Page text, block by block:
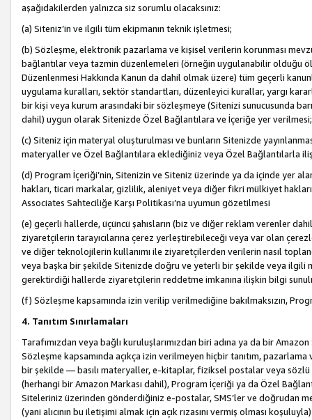
aşağıdakilerden yalnızca siz sorumlu olacaksınız:
(a) Siteniz’in ve ilgili tüm ekipmanın teknik işletmesi;
(b) Sözleşme, elektronik pazarlama ve kişisel verilerin korunması
bağlantılar veya tazmin düzenlemeleri (örneğin uygulanabilir olduğu
Düzenlenmesi Hakkında Kanun da dahil olmak üzere) tüm geçerli
uygulama kuralları, sektör standartları, düzenleyici kurallar, yargı
bir kişi veya kurum arasındaki bir sözleşmeye (Sitenizi sunucusunda
dahil) uygun olarak Sitenizde Özel Bağlantılara ve İçeriğe yer verilmesi;
(c) Siteniz için materyal oluşturulması ve bunların Sitenizde
materyaller ve Özel Bağlantılara eklediğiniz veya Özel Bağlantılarla
(d) Program İçeriği’nin, Sitenizin ve Siteniz üzerinde ya da içinde yer
hakları, ticari markalar, gizlilik, aleniyet veya diğer fikri mülkiyet
Associates Sahteciliğe Karşı Politikası’na uyumun gözetilmesi
(e) geçerli hallerde, üçüncü şahısların (biz ve diğer reklam verenler
ziyaretçilerin tarayıcılarına çerez yerleştirebileceği veya var olan
ve diğer teknolojilerin kullanımı ile ziyaretçilerden verilerin nasıl
veya başka bir şekilde Sitenizde doğru ve yeterli bir şekilde veya ilgili
gerektirdiği hallerde ziyaretçilerin reddetme imkanına ilişkin bilgi
(f) Sözleşme kapsamında izin verilip verilmediğine bakılmaksızın,
4. Tanıtım Sınırlamaları
Tarafımızdan veya bağlı kuruluşlarımızdan biri adına ya da bir
Sözleşme kapsamında açıkça izin verilmeyen hiçbir tanıtım,
bir şekilde — basılı materyaller, e-kitaplar, fiziksel postalar veya sözlü
(herhangi bir Amazon Markası dahil), Program İçeriği ya da Özel
Siteleriniz üzerinden gönderdiğiniz e-postalar, SMS’ler ve doğrudan
(yani alıcının bu iletişimi almak için açık rızasını vermiş olması